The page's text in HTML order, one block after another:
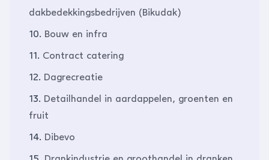
dakbedekkingsbedrijven (Bikudak)
10. Bouw en infra
11. Contract catering
12. Dagrecreatie
13. Detailhandel in aardappelen, groenten en
fruit
14. Dibevo